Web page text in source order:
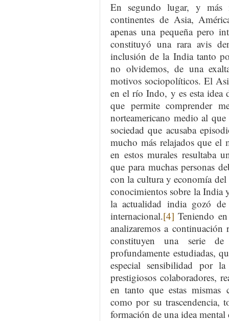
En segundo lugar, y más
continentes de Asia,
apenas una pequeña pero
constituyó una rara avis
inclusión de la India tanto
no olvidemos, de una
motivos sociopolíticos. El
en el río Indo, y es esta
que permite comprender
norteamericano medio al
sociedad que acusaba
mucho más relajados que
en estos murales resultaba
que para muchas personas
con la cultura y economía
conocimientos sobre la India
la actualidad india gozó
internacional.[4] Teniendo
analizaremos a
constituyen una serie de
profundamente estudiadas,
especial sensibilidad por
prestigiosos colaboradores,
en tanto que estas mismas
como por su trascendencia,
formación de una idea